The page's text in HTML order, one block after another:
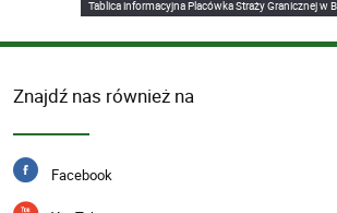
Tablica informacyjna Placówka Straży Granicznej w
Znajdź nas również na
Facebook